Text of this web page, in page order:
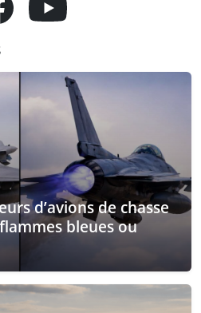
d’avions de chasse
bleues ou